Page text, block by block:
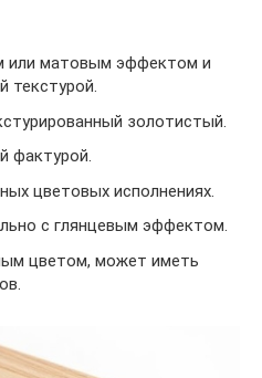
или матовым эффектом и
текстурой.
золотистый.
фактурой.
цветовых исполнениях.
с глянцевым эффектом.
цветом, может иметь